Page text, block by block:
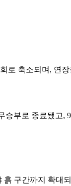
로 축소되며, 연
승부로 종료됐고
흙 구간까지 확대